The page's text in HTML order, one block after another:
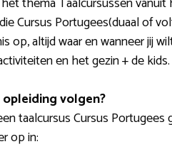
Cursus Portugees(duaal of
op, altijd waar en wanneer jij
en het gezin + de kids.
volgen?
taalcursus Cursus
op in: